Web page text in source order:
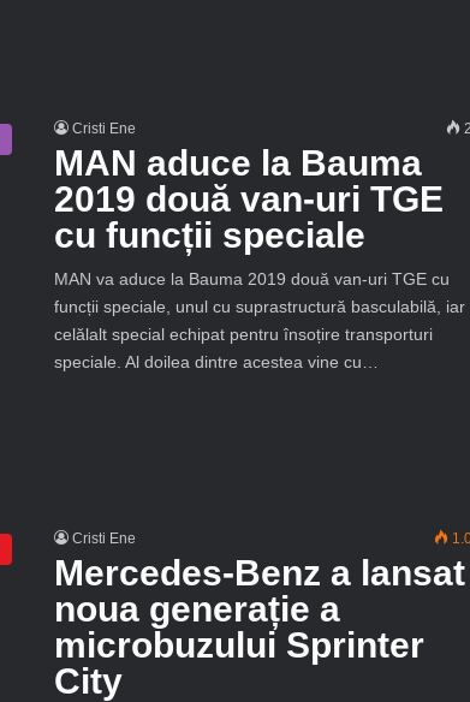
Cristi Ene
MAN aduce la Bauma
2019 două van-uri TGE
cu funcții speciale
MAN va aduce la Bauma 2019 două van-uri TGE cu
funcții speciale, unul cu suprastructură basculabilă, iar
celălalt special echipat pentru însoțire transporturi
speciale. Al doilea dintre acestea vine cu…
Cristi Ene
Mercedes-Benz a lansat
noua generație a
microbuzului Sprinter
City